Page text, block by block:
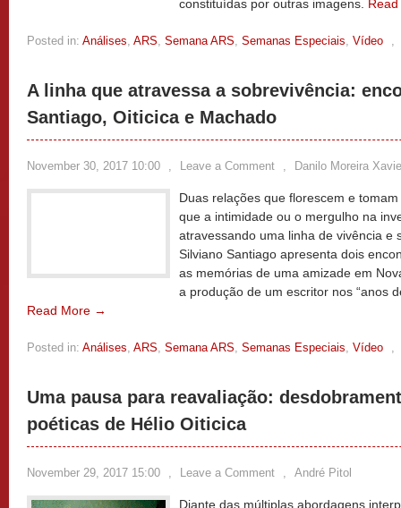
constituídas por outras imagens.
Posted in: Análises, ARS, Semana ARS, Semanas Especiais, Vídeo ,
A linha que atravessa a sobrevivência:
Santiago, Oiticica e Machado
November 30, 2017 10:00 , Leave a Comment , Danilo Moreira
Duas relações que florescem e
que a intimidade ou o mergulho na
atravessando uma linha de vivência e
Silviano Santiago apresenta dois
as memórias de uma amizade em
a produção de um escritor nos “anos
Read More →
Posted in: Análises, ARS, Semana ARS, Semanas Especiais, Vídeo ,
Uma pausa para reavaliação:
poéticas de Hélio Oiticica
November 29, 2017 15:00 , Leave a Comment , André Pitol
Diante das múltiplas abordagens